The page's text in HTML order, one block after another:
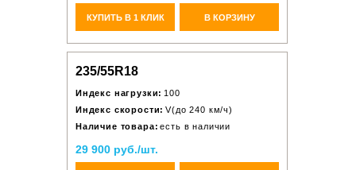
КУПИТЬ В 1 КЛИК В КОРЗИНУ
235/55R18
Индекс нагрузки: 100
Индекс скорости: V(до 240 км/ч)
Наличие товара: есть в наличии
29 900 руб./шт.